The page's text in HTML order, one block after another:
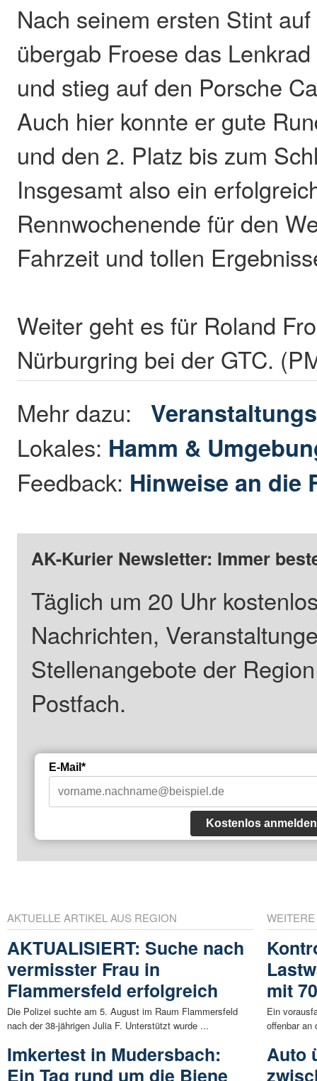
Nach seinem ersten Stint
übergab Froese das
und stieg auf den Porsche
Auch hier konnte er gute
und den 2. Platz bis zum
Insgesamt also ein
Rennwochenende für den
Fahrzeit und tollen
Weiter geht es für Roland
Nürburgring bei der GTC.
Mehr dazu:
Lokales: Hamm &
Feedback: Hinweise an die
AK-Kurier Newsletter: Immer
Täglich um 20 Uhr
Nachrichten,
Stellenangebote der
Postfach.
E-Mail*
Kostenlos anmelden
AKTUELLE ARTIKEL AUS REGION
AKTUALISIERT: Suche nach
vermisster Frau in
Flammersfeld erfolgreich
Die Polizei suchte am 5. August im Raum Flammersfeld
nach der 38-jährigen Julia F. Unterstützt wurde ...
Imkertest in Mudersbach:
Ein Tag rund um die Biene
mit
Ein
offenbar an
Auto